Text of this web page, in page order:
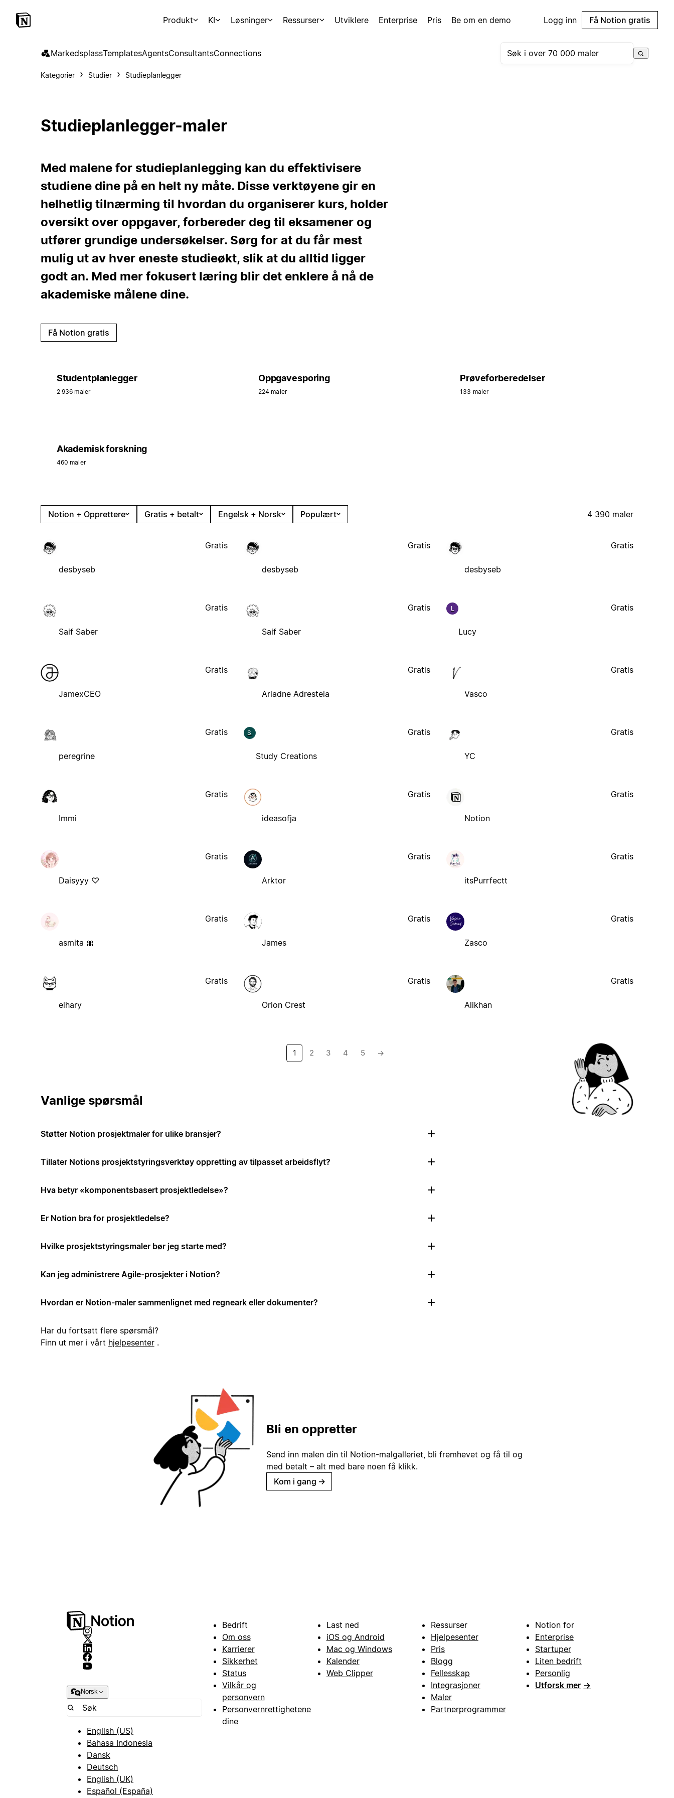
Produkt KI Løsninger Ressurser Utviklere Enterprise Pris Be om en demo Logg inn Få Notion gratis
MarkedsplassTemplatesAgentsConsultantsConnections
Kategorier Studier Studieplanlegger
Studieplanlegger-maler
Med malene for studieplanlegging kan du effektivisere
studiene dine på en helt ny måte. Disse verktøyene gir en
helhetlig tilnærming til hvordan du organiserer kurs, holder
oversikt over oppgaver, forbereder deg til eksamener og
utfører grundige undersøkelser. Sørg for at du får mest
mulig ut av hver eneste studieøkt, slik at du alltid ligger
godt an. Med mer fokusert læring blir det enklere å nå de
akademiske målene dine.
Få Notion gratis
Studentplanlegger
2 936 maler
Oppgavesporing
224 maler
Prøveforberedelser
133 maler
Akademisk forskning
460 maler
Notion + Opprettere Gratis + betalt Engelsk + Norsk Populært 4 390 maler
desbyseb
Gratis
desbyseb
Gratis
desbyseb
Gratis
Saif Saber
Gratis
Saif Saber
Gratis L
Lucy
Gratis
JamexCEO
Gratis
Ariadne Adresteia
Gratis
Vasco
Gratis
peregrine
Gratis S
Study Creations
Gratis
YC
Gratis
Immi
Gratis
ideasofja
Gratis
Notion
Gratis
Daisyyy ♡
Gratis
Arktor
Gratis
itsPurrfectt
Gratis
asmita 🎀
Gratis
James
Gratis
Zasco
Gratis
elhary
Gratis
Orion Crest
Gratis
Alikhan
Gratis
1 2 3 4 5 →
Vanlige spørsmål
Støtter Notion prosjektmaler for ulike bransjer?
Tillater Notions prosjektstyringsverktøy oppretting av tilpasset arbeidsflyt?
Hva betyr «komponentsbasert prosjektledelse»?
Er Notion bra for prosjektledelse?
Hvilke prosjektstyringsmaler bør jeg starte med?
Kan jeg administrere Agile-prosjekter i Notion?
Hvordan er Notion-maler sammenlignet med regneark eller dokumenter?
Har du fortsatt flere spørsmål?
Finn ut mer i vårt hjelpesenter.
Bli en oppretter
Send inn malen din til Notion-malgalleriet, bli fremhevet og få til og
med betalt – alt med bare noen få klikk.
Kom i gang →
Norsk
English (US)
Bahasa Indonesia
Dansk
Deutsch
English (UK)
Español (España)
Bedrift
Om oss
Karrierer
Sikkerhet
Status
Vilkår og
personvern
Personvernrettighetene
dine
Last ned
iOS og Android
Mac og Windows
Kalender
Web Clipper
Ressurser
Hjelpesenter
Pris
Blogg
Fellesskap
Integrasjoner
Maler
Partnerprogrammer
Notion for
Enterprise
Startuper
Liten bedrift
Personlig
Utforsk mer →